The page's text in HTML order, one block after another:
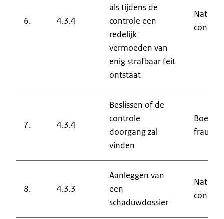
6. 4.3.4
als tijdens de
controle een
redelijk
vermoeden van
enig strafbaar feit
ontstaat
7. 4.3.4
Beslissen of de
controle
doorgang zal
vinden
Boete-
8. 4.3.3
Aanleggen van
een
schaduwdossier